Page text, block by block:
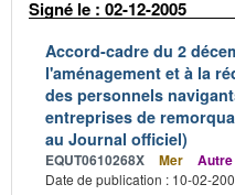
Signé le : 02-12-2005
Accord-cadre du 2
l'aménagement et à la
des personnels
entreprises de
au Journal officiel)
EQUT0610268X Mer Autre
Date de publication : 10-02-